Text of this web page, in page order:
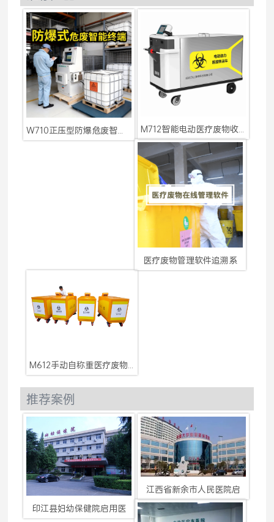
M712智能电动医疗废物收集
医疗废物管理软件追溯系
M612手动自称重医疗废物收
推荐案例
印江县妇幼保健院启用医
江西省新余市人民医院启